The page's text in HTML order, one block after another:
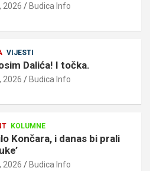
2026 Budica Info
VIJESTI
Dalića! I točka.
2026 Budica Info
KOLUMNE
Končara, i danas bi prali
2026 Budica Info